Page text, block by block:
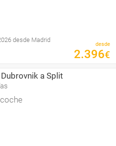
desde Madrid
desde
2.396€
a Split